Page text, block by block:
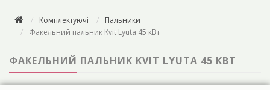
Комплектуючі
Пальники
Факельний пальник Kvit Lyuta 45 кВт
ФАКЕЛЬНИЙ ПАЛЬНИК KVIT LYUTA 45 КВТ